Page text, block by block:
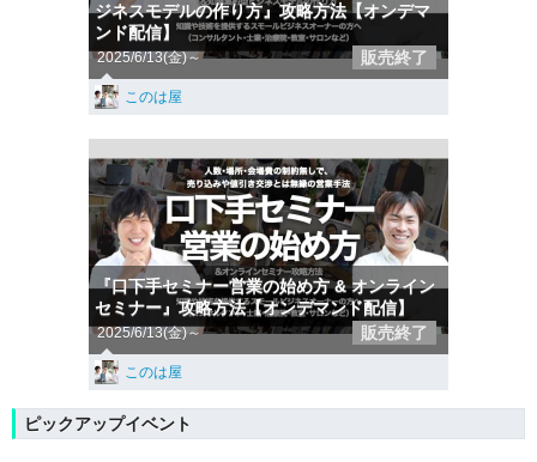
ジネスモデルの作り方』攻略方法【オンデマ
ンド配信】
2025/6/13(金)～ 販売終了
このは屋
『口下手セミナー営業の始め方 & オンライン
セミナー』攻略方法【オンデマンド配信】
2025/6/13(金)～ 販売終了
このは屋
ピックアップイベント